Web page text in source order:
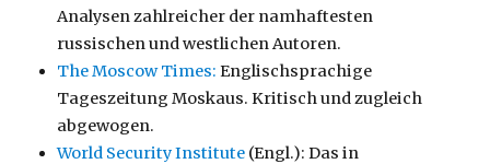
Analysen zahlreicher der namhaftesten
russischen und westlichen Autoren.
The Moscow Times: Englischsprachige
Tageszeitung Moskaus. Kritisch und zugleich
abgewogen.
World Security Institute (Engl.): Das in